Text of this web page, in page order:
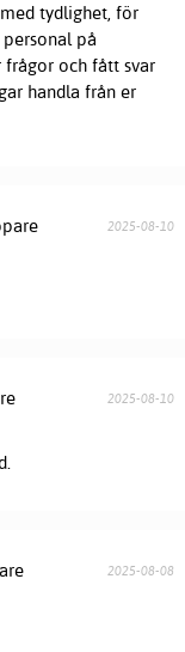
tydlighet, för
på
och fått svar
handla från er
2025-08-10
2025-08-10
2025-08-08